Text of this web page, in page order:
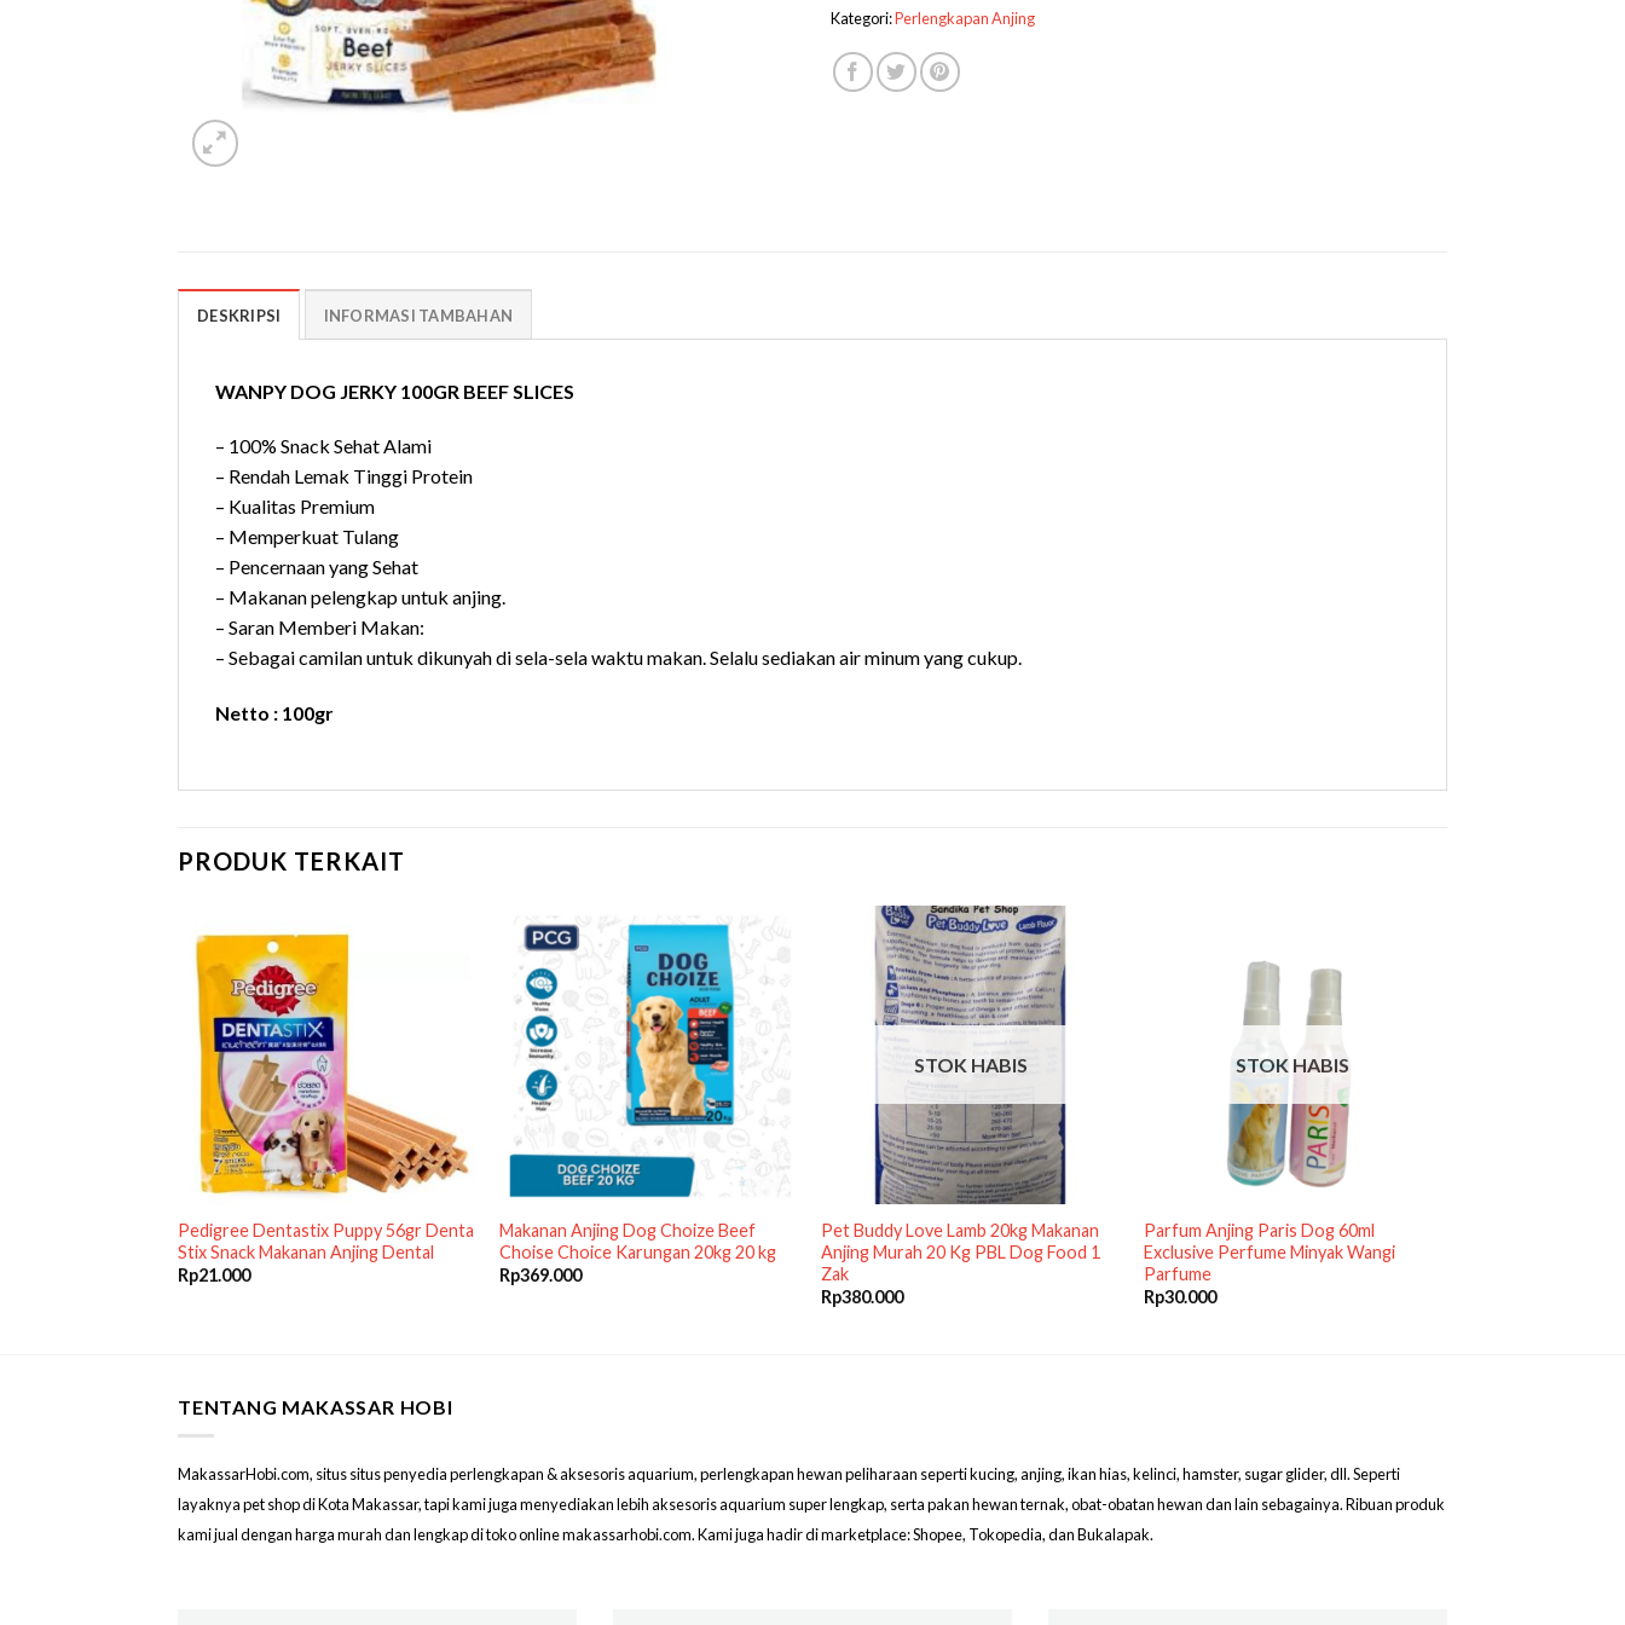
Kategori:Perlengkapan Anjing
DESKRIPSI INFORMASI TAMBAHAN
WANPY DOG JERKY 100GR BEEF SLICES
– 100% Snack Sehat Alami
– Rendah Lemak Tinggi Protein
– Kualitas Premium
– Memperkuat Tulang
– Pencernaan yang Sehat
– Makanan pelengkap untuk anjing.
– Saran Memberi Makan:
– Sebagai camilan untuk dikunyah di sela-sela waktu makan. Selalu sediakan air minum yang cukup.
Netto : 100gr
PRODUK TERKAIT
Pedigree Dentastix Puppy 56gr Denta
Stix Snack Makanan Anjing Dental
Rp21.000
Makanan Anjing Dog Choize Beef
Choise Choice Karungan 20kg 20 kg
Rp369.000
STOK HABIS
Pet Buddy Love Lamb 20kg Makanan
Anjing Murah 20 Kg PBL Dog Food 1
Zak
Rp380.000
STOK HABIS
Parfum Anjing Paris Dog 60ml
Exclusive Perfume Minyak Wangi
Parfume
Rp30.000
TENTANG MAKASSAR HOBI
MakassarHobi.com, situs situs penyedia perlengkapan & aksesoris aquarium, perlengkapan hewan peliharaan seperti kucing, anjing, ikan hias, kelinci, hamster, sugar glider, dll. Seperti
layaknya pet shop di Kota Makassar, tapi kami juga menyediakan lebih aksesoris aquarium super lengkap, serta pakan hewan ternak, obat-obatan hewan dan lain sebagainya. Ribuan produk
kami jual dengan harga murah dan lengkap di toko online makassarhobi.com. Kami juga hadir di marketplace: Shopee, Tokopedia, dan Bukalapak.